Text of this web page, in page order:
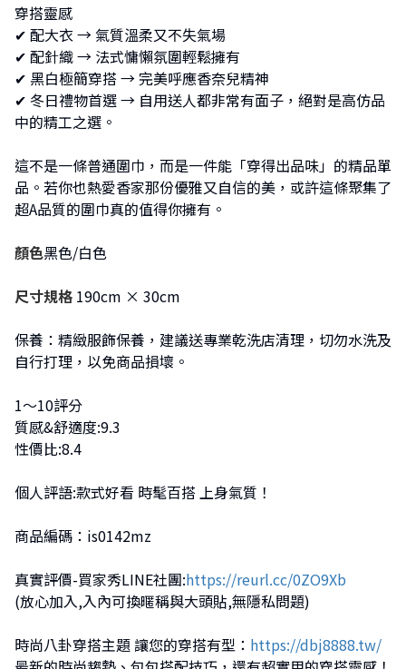
穿搭靈感
✔︎ 配大衣 → 氣質溫柔又不失氣場
✔︎ 配針織 → 法式慵懶氛圍輕鬆擁有
✔︎ 黑白極簡穿搭 → 完美呼應香奈兒精神
✔︎ 冬日禮物首選 → 自用送人都非常有面子，絕對是高仿品
中的精工之選。
這不是一條普通圍巾，而是一件能「穿得出品味」的精品單
品。若你也熱愛香家那份優雅又自信的美，或許這條聚集了
超A品質的圍巾真的值得你擁有。
顏色黑色/白色
尺寸規格 190cm × 30cm
保養：精緻服飾保養，建議送專業乾洗店清理，切勿水洗及
自行打理，以免商品損壞。
1～10評分
質感&舒適度:9.3
性價比:8.4
個人評語:款式好看 時髦百搭 上身氣質！
商品編碼：is0142mz
真實評價-買家秀LINE社團:https://reurl.cc/0ZO9Xb
(放心加入,入內可換暱稱與大頭貼,無隱私問題)
時尚八卦穿搭主題 讓您的穿搭有型： https://dbj8888.tw/